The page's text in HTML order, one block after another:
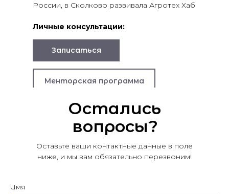
России, в Сколково развивала Агротех Хаб
Личные консультации:
Записаться
Менторская программа
Остались
вопросы?
Оставьте ваши контактные данные в поле
ниже, и мы вам обязательно перезвоним!
Имя